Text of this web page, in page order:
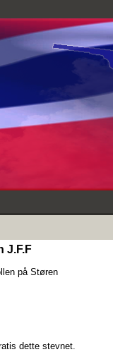
J.F.F
på Støren
dette stevnet.